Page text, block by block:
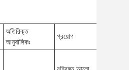
অতিরিক্ত
আনুষাঙ্গিকঃ
প্রয়োগ